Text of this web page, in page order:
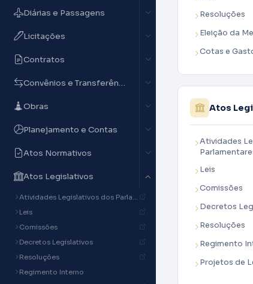
Diárias e Passagens
Licitações
Contratos
Convênios e Transferências
Obras
Planejamento e Contas
Atos Normativos
Atos Legislativos
Atividades Legislativos dos Parlamentares
Leis
Comissões
Decretos Legislativos
Resoluções
Regimento Interno
Resoluções
Eleição da
Cotas e
Atos
Atividades
Leis
Comissões
Decretos
Resoluções
Regimento
Projetos de